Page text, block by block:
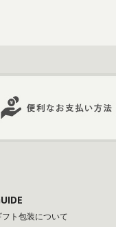
フト包装について